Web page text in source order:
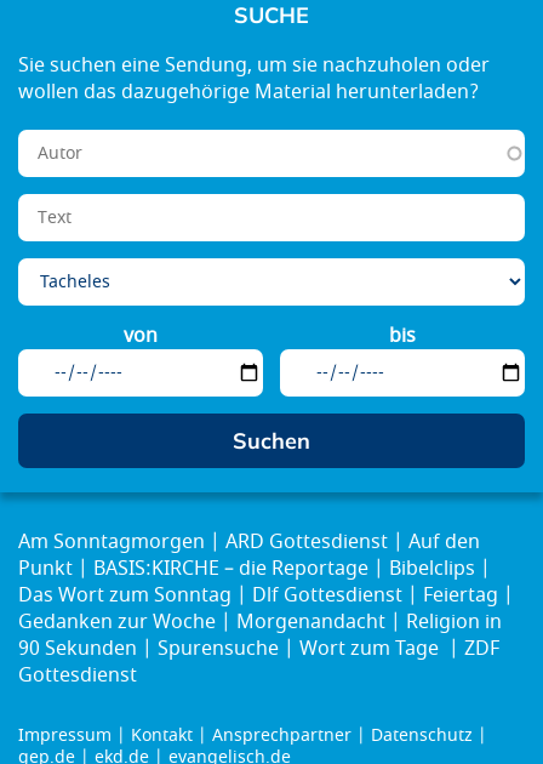
SUCHE
von bis
Am Sonntagmorgen ARD Gottesdienst
Auf den
Punkt
BASIS:KIRCHE – die Reportage
Bibelclips
Das Wort zum Sonntag
Dlf Gottesdienst
Feiertag
Gedanken zur Woche
Morgenandacht
Religion in
90 Sekunden
Spurensuche Wort zum Tage
ZDF
Gottesdienst
Impressum Kontakt Ansprechpartner
Datenschutz
gep.de
ekd.de evangelisch.de